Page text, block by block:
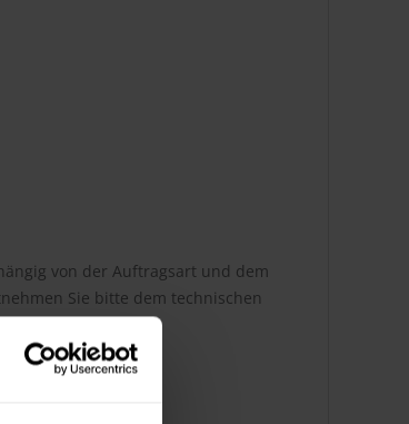
von der Auftragsart und dem
Sie bitte dem technischen